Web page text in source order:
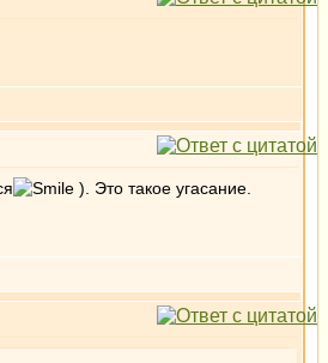
). Это такое угасание.